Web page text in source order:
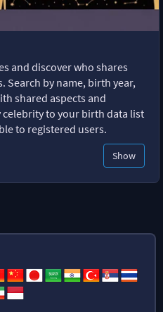
and discover who shares
Search by name, birth year,
shared aspects and
to your birth data list
to registered users.
Show